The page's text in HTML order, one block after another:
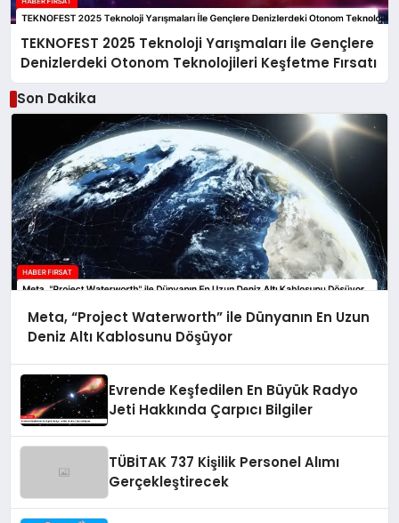
TEKNOFEST 2025 Teknoloji Yarışmaları İle Gençlere
Denizlerdeki Otonom Teknolojileri Keşfetme Fırsatı
Son Dakika
Meta, “Project Waterworth” ile Dünyanın En Uzun
Deniz Altı Kablosunu Döşüyor
Evrende Keşfedilen En Büyük Radyo
Jeti Hakkında Çarpıcı Bilgiler
TÜBİTAK 737 Kişilik Personel Alımı
Gerçekleştirecek